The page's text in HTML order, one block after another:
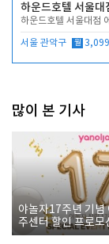
하운드호텔 서울대
하운드호텔 서울대점
서울 관악구 월
많이 본 기사
야놀자17주년 기념
주센터 할인 프로모